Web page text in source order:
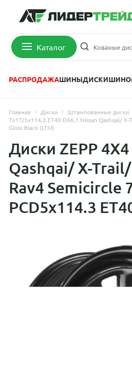
Каталог
РАСПРОДАЖАШИНЫДИСКИ
Главная Диски
Штампованные диски
7x17/5x114,3 ET40 D66,1 Nissan Qashqai/
Gloss Black (LTM)
Диски ZEPP
Qashqai/ X-
Rav4 Semicircle
PCD5x114.3